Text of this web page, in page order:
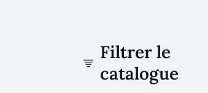
Filtrer le
catalogue